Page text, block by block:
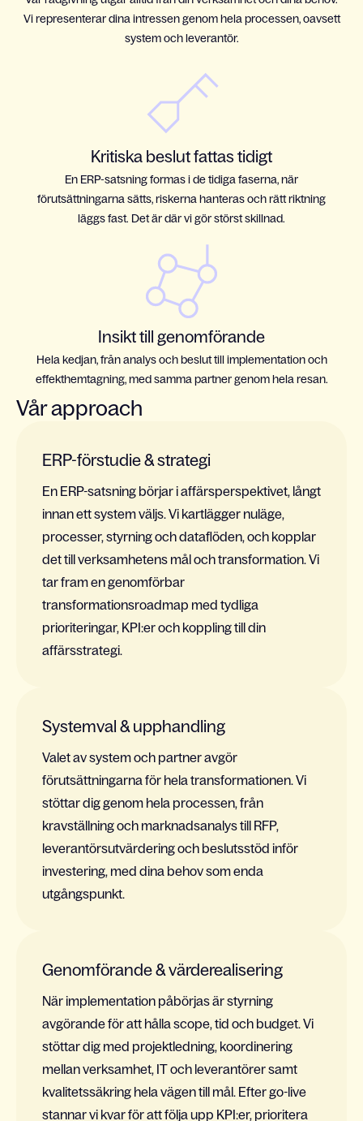
Vi representerar dina intressen genom hela processen, oavsett
system och leverantör.
Kritiska beslut fattas tidigt
En ERP-satsning formas i de tidiga faserna, när
förutsättningarna sätts, riskerna hanteras och rätt riktning
läggs fast. Det är där vi gör störst skillnad.
Insikt till genomförande
Hela kedjan, från analys och beslut till implementation och
effekthemtagning, med samma partner genom hela resan.
Vår approach
ERP-förstudie & strategi
En ERP-satsning börjar i affärsperspektivet, långt
innan ett system väljs. Vi kartlägger nuläge,
processer, styrning och dataflöden, och kopplar
det till verksamhetens mål och transformation. Vi
tar fram en genomförbar
transformationsroadmap med tydliga
prioriteringar, KPI:er och koppling till din
affärsstrategi.
Systemval & upphandling
Valet av system och partner avgör
förutsättningarna för hela transformationen. Vi
stöttar dig genom hela processen, från
kravställning och marknadsanalys till RFP,
leverantörsutvärdering och beslutsstöd inför
investering, med dina behov som enda
utgångspunkt.
Genomförande & värderealisering
När implementation påbörjas är styrning
avgörande för att hålla scope, tid och budget. Vi
stöttar dig med projektledning, koordinering
mellan verksamhet, IT och leverantörer samt
kvalitetssäkring hela vägen till mål. Efter go-live
stannar vi kvar för att följa upp KPI:er, prioritera